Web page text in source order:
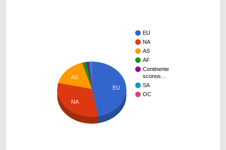
EU
NA
AS
AF
Continente
sconos…
SA
OC
EU
AS
NA